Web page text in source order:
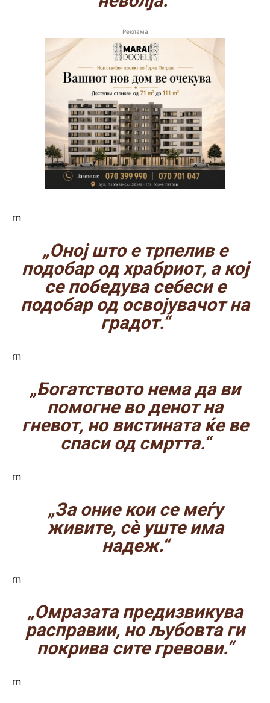
Реклама
rn
„Оној што е трпелив е
подобар од храбриот, а кој
се победува себеси е
подобар од освојувачот на
градот.“
rn
„Богатството нема да ви
помогне во денот на
гневот, но вистината ќе ве
спаси од смртта.“
rn
„За оние кои се меѓу
живите, сè уште има
надеж.“
rn
„Омразата предизвикува
расправии, но љубовта ги
покрива сите гревови.“
rn